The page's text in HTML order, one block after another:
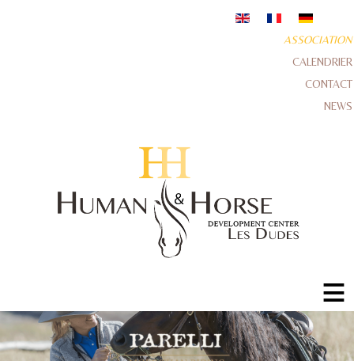
ASSOCIATION
CALENDRIER
CONTACT
NEWS
≡